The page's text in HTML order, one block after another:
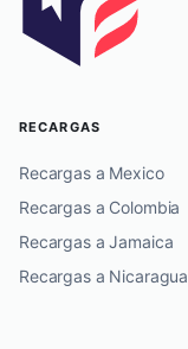
RECARGAS
Recargas a Mexico
Recargas a Colombia
Recargas a Jamaica
Recargas a Nicaragua